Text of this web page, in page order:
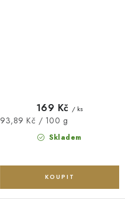
Skladem
169 Kč / ks
Měrná
93,89 Kč / 100 g